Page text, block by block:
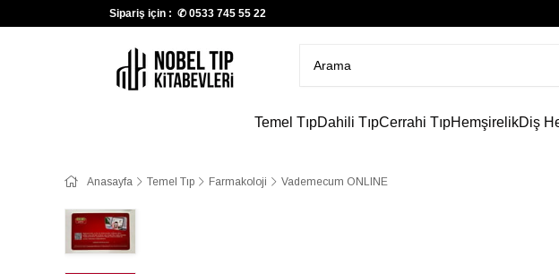
Sipariş için : ✆ 0533 745 55 22
Temel TıpDahili TıpCerrahi TıpHemşirelikDiş
Anasayfa Temel Tıp Farmakoloji Vademecum ONLINE